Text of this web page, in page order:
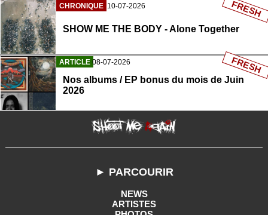
CHRONIQUE 10-07-2026
SHOW ME THE BODY - Alone Together
FRESH
ARTICLE 08-07-2026
Nos albums / EP bonus du mois de Juin
2026
FRESH
► PARCOURIR
NEWS
ARTISTES